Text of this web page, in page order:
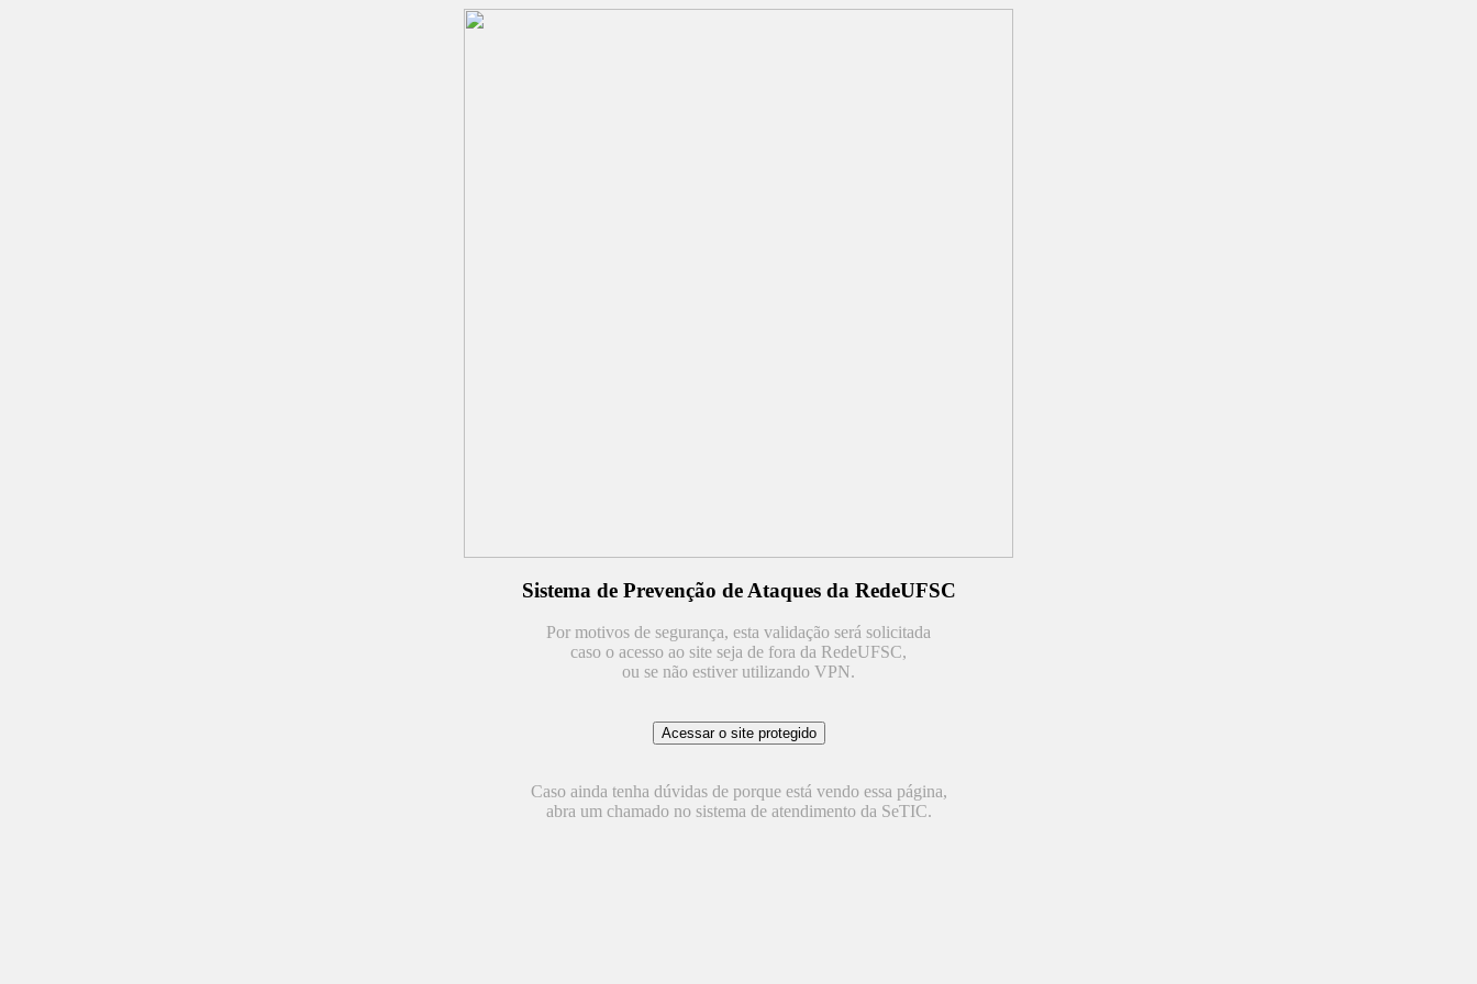
Sistema de Prevenção de Ataques da RedeUFSC
Por motivos de segurança, esta validação será solicitada
caso o acesso ao site seja de fora da RedeUFSC,
ou se não estiver utilizando VPN.
Caso ainda tenha dúvidas de porque está vendo essa página,
abra um chamado no sistema de atendimento da SeTIC.